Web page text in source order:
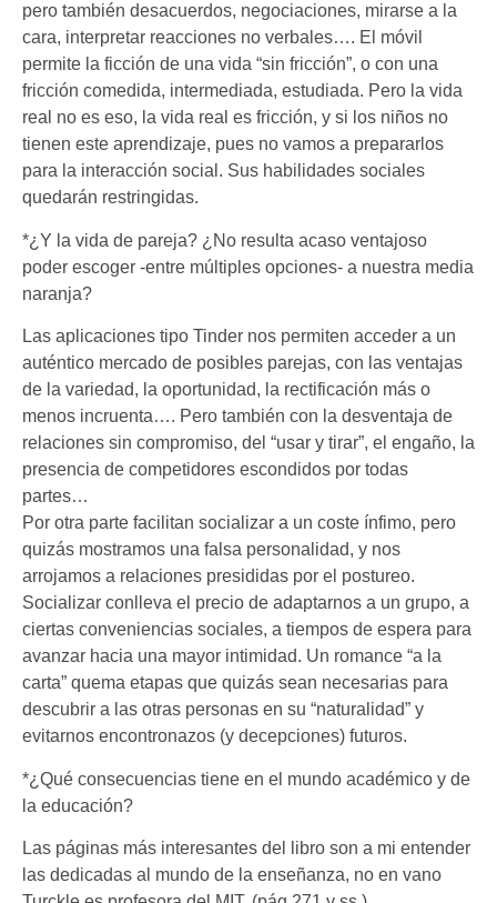
pero también desacuerdos, negociaciones, mirarse a la
cara, interpretar reacciones no verbales…. El móvil
permite la ficción de una vida “sin fricción”, o con una
fricción comedida, intermediada, estudiada. Pero la vida
real no es eso, la vida real es fricción, y si los niños no
tienen este aprendizaje, pues no vamos a prepararlos
para la interacción social. Sus habilidades sociales
quedarán restringidas.
*¿Y la vida de pareja? ¿No resulta acaso ventajoso
poder escoger -entre múltiples opciones- a nuestra media
naranja?
Las aplicaciones tipo Tinder nos permiten acceder a un
auténtico mercado de posibles parejas, con las ventajas
de la variedad, la oportunidad, la rectificación más o
menos incruenta…. Pero también con la desventaja de
relaciones sin compromiso, del “usar y tirar”, el engaño, la
presencia de competidores escondidos por todas
partes…
Por otra parte facilitan socializar a un coste ínfimo, pero
quizás mostramos una falsa personalidad, y nos
arrojamos a relaciones presididas por el postureo.
Socializar conlleva el precio de adaptarnos a un grupo, a
ciertas conveniencias sociales, a tiempos de espera para
avanzar hacia una mayor intimidad. Un romance “a la
carta” quema etapas que quizás sean necesarias para
descubrir a las otras personas en su “naturalidad” y
evitarnos encontronazos (y decepciones) futuros.
*¿Qué consecuencias tiene en el mundo académico y de
la educación?
Las páginas más interesantes del libro son a mi entender
las dedicadas al mundo de la enseñanza, no en vano